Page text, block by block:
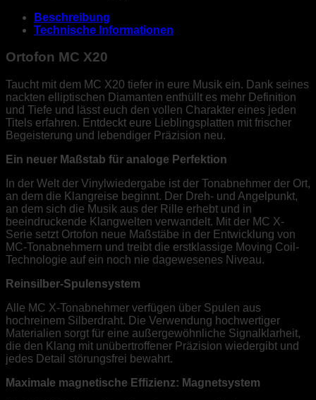
Beschreibung
Technische Informationen
Ortofon MC X20
Taucht mit dem MC X20 tiefer in eure Musik ein. Dank seines
nackten elliptischen Diamanten enthüllt es mehr Definition
und Tiefe und lässt euch den vollen Charakter eines jeden
Titels erfahren. Entdeckt eure Lieblingsplatten mit frischer
Begeisterung und lebendiger Präzision neu.
Ein neuer Maßstab für analoge Perfektion
In der Welt der Vinylwiedergabe ist der Tonabnehmer der Ort,
an dem die Klangreise beginnt. Der Dreh- und Angelpunkt,
an dem sich die Musik aus der Rille erhebt und in
beeindruckende Klangwelten verwandelt. Mit der MC X-
Serie setzt Ortofon neue Maßstäbe in der Entwicklung von
MC-Tonabnehmern und treibt die erstklassige Moving Coil-
Technologie auf ein noch nie dagewesenes Niveau.
Reinsilber-Spulensystem
Alle MC X-Tonabnehmer verfügen über Spulen aus
hochreinem Silberdraht. Die Verwendung hochwertiger
Materialien sorgt für eine außergewöhnliche Signalklarheit,
die den Klang mit unübertroffener Präzision wiedergibt und
jedes Detail störungsfrei bewahrt.
Maximale magnetische Effizienz: Magnetsystem